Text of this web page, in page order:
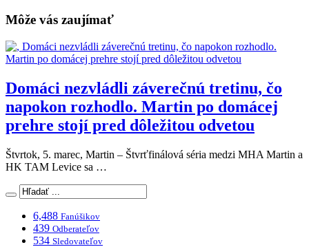
Môže vás zaujímať
Domáci nezvládli záverečnú tretinu, čo
napokon rozhodlo. Martin po domácej
prehre stojí pred dôležitou odvetou
Štvrtok, 5. marec, Martin – Štvrťfinálová séria medzi MHA Martin a
HK TAM Levice sa …
6,488 Fanúšikov
439 Odberateľov
534 Sledovateľov